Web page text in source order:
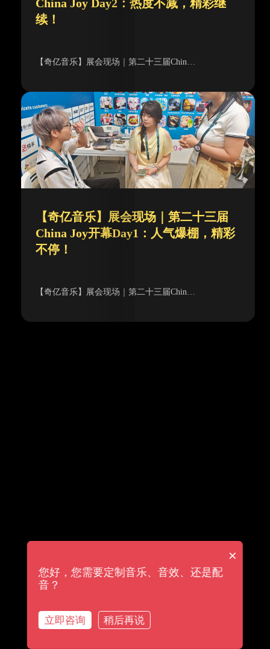
China Joy Day2：热度不减，精彩继
续！
【奇亿音乐】展会现场｜第二十三届Chin…
【奇亿音乐】展会现场｜第二十三届
China Joy开幕Day1：人气爆棚，精彩
不停！
【奇亿音乐】展会现场｜第二十三届Chin…
×
您好，您需要定制音乐、音效、还是配
音？
立即咨询 稍后再说